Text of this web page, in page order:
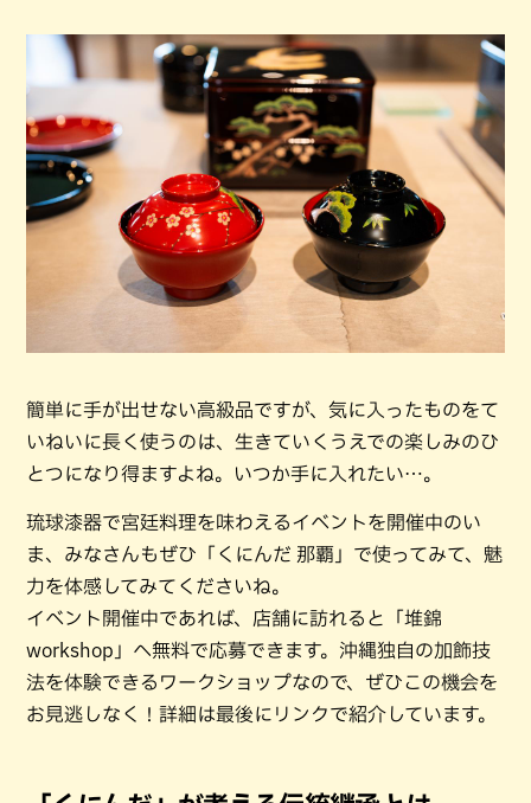
簡単に手が出せない高級品ですが、気に入ったものをて
いねいに長く使うのは、生きていくうえでの楽しみのひ
とつになり得ますよね。いつか手に入れたい…。
琉球漆器で宮廷料理を味わえるイベントを開催中のい
ま、みなさんもぜひ「くにんだ 那覇」で使ってみて、魅
力を体感してみてくださいね。
イベント開催中であれば、店舗に訪れると「堆錦
workshop」へ無料で応募できます。沖縄独自の加飾技
法を体験できるワークショップなので、ぜひこの機会を
お見逃しなく！詳細は最後にリンクで紹介しています。